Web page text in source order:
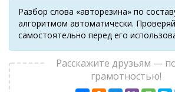
Разбор слова «авторезина» по
алгоритмом автоматически.
самостоятельно перед его
Расскажите друзьям —
грамотностью!